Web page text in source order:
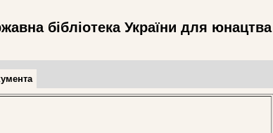
бібліотека України для юнацтва